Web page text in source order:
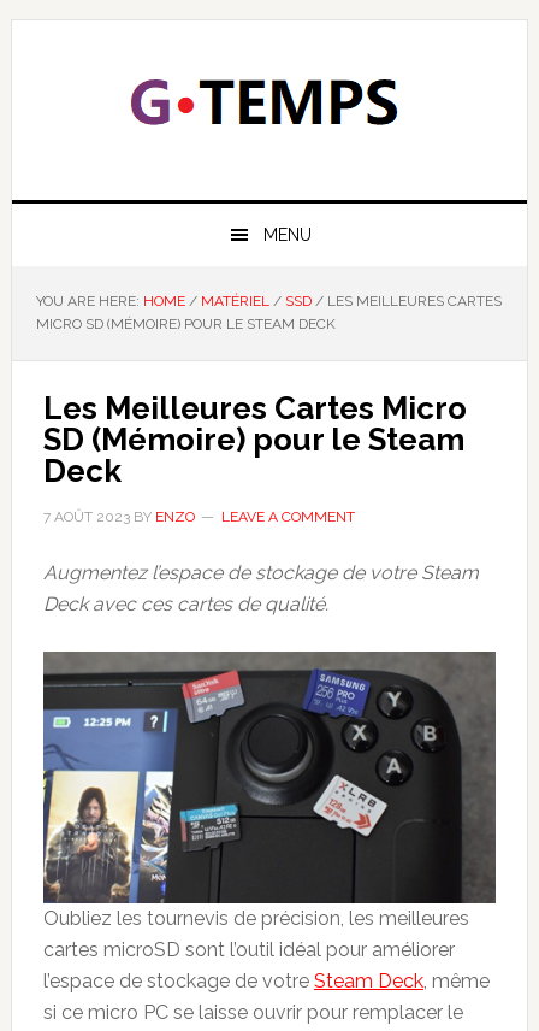
Skip
Skip
Skip
Skip
GTEMPS
MENU
YOU ARE HERE: HOME / MATÉRIEL / SSD /LES MEILLEURES CARTES
MICRO SD (MÉMOIRE) POUR LE STEAM DECK
Les Meilleures Cartes Micro
SD (Mémoire) pour le Steam
Deck
7 AOÛT 2023BY ENZO LEAVE A COMMENT
Augmentez l’espace de stockage de votre Steam
Deck avec ces cartes de qualité.
Oubliez les tournevis de précision, les meilleures
cartes microSD sont l’outil idéal pour améliorer
l’espace de stockage de votre Steam Deck, même
si ce micro PC se laisse ouvrir pour remplacer le